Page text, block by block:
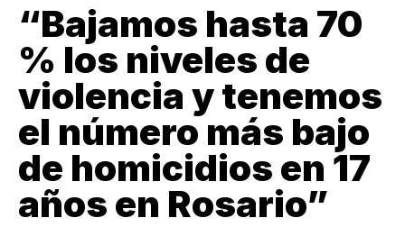
“Bajamos hasta 70
% los niveles de
violencia y tenemos
el número más bajo
de homicidios en 17
años en Rosario”